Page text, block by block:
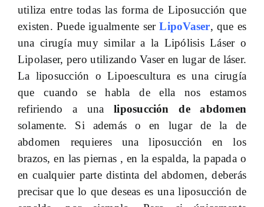
utiliza entre todas las forma de Liposucción que
existen. Puede igualmente serLipoVaser, que es
una cirugía muy similar a la Lipólisis Láser o
Lipolaser, pero utilizando Vaser en lugar de láser.
La liposucción o Lipoescultura es una cirugía
que cuando se habla de ella nos estamos
refiriendo a unaliposucción de abdomen
solamente. Si además o en lugar de la de
abdomen requieres una liposucción en los
brazos, en las piernas , en la espalda, la papada o
en cualquier parte distinta del abdomen, deberás
precisar que lo que deseas es una liposucción de